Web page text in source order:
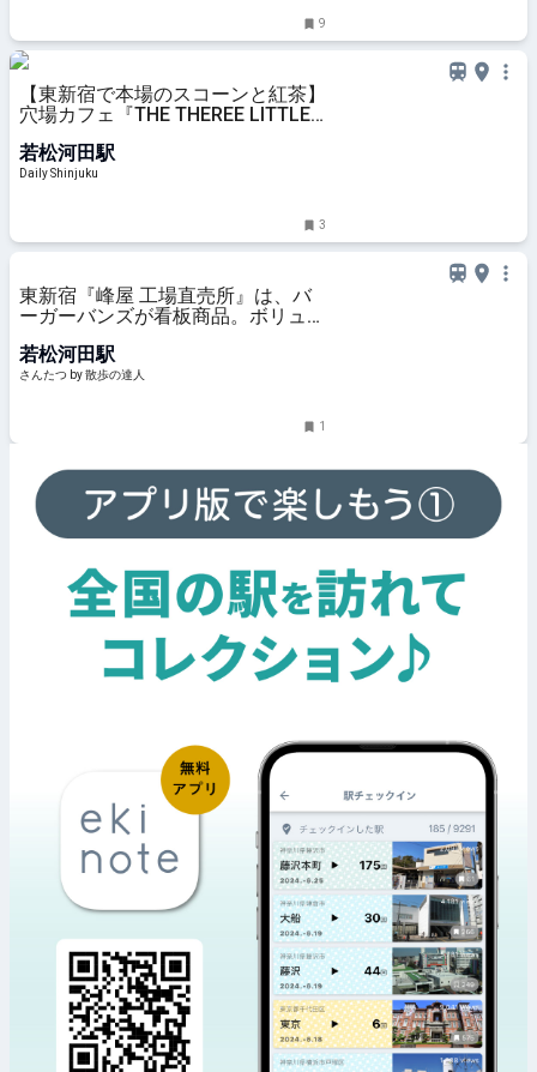
9
【東新宿で本場のスコーンと紅茶】
穴場カフェ『THE THEREE LITTLE
ランチ
若松河田駅
Daily Shinjuku
3
東新宿『峰屋 工場直売所』は、バ
ーガーバンズが看板商品。ボリュー
んたつ by 散歩の達人
若松河田駅
さんたつ by 散歩の達人
1